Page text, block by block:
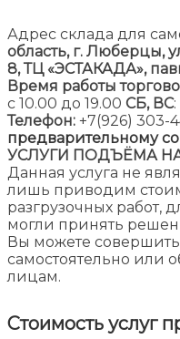
Адрес склада для
область, г. Люберцы,
8, ТЦ «ЭСТАКАДА»,
Время работы
с 10.00 до 19.00 СБ, ВС
Телефон: +7(926) 303-
предварительному
УСЛУГИ ПОДЪЁМА
Данная услуга не
лишь приводим
разгрузочных работ,
могли принять
Вы можете
самостоятельно или
лицам.
Стоимость услуг